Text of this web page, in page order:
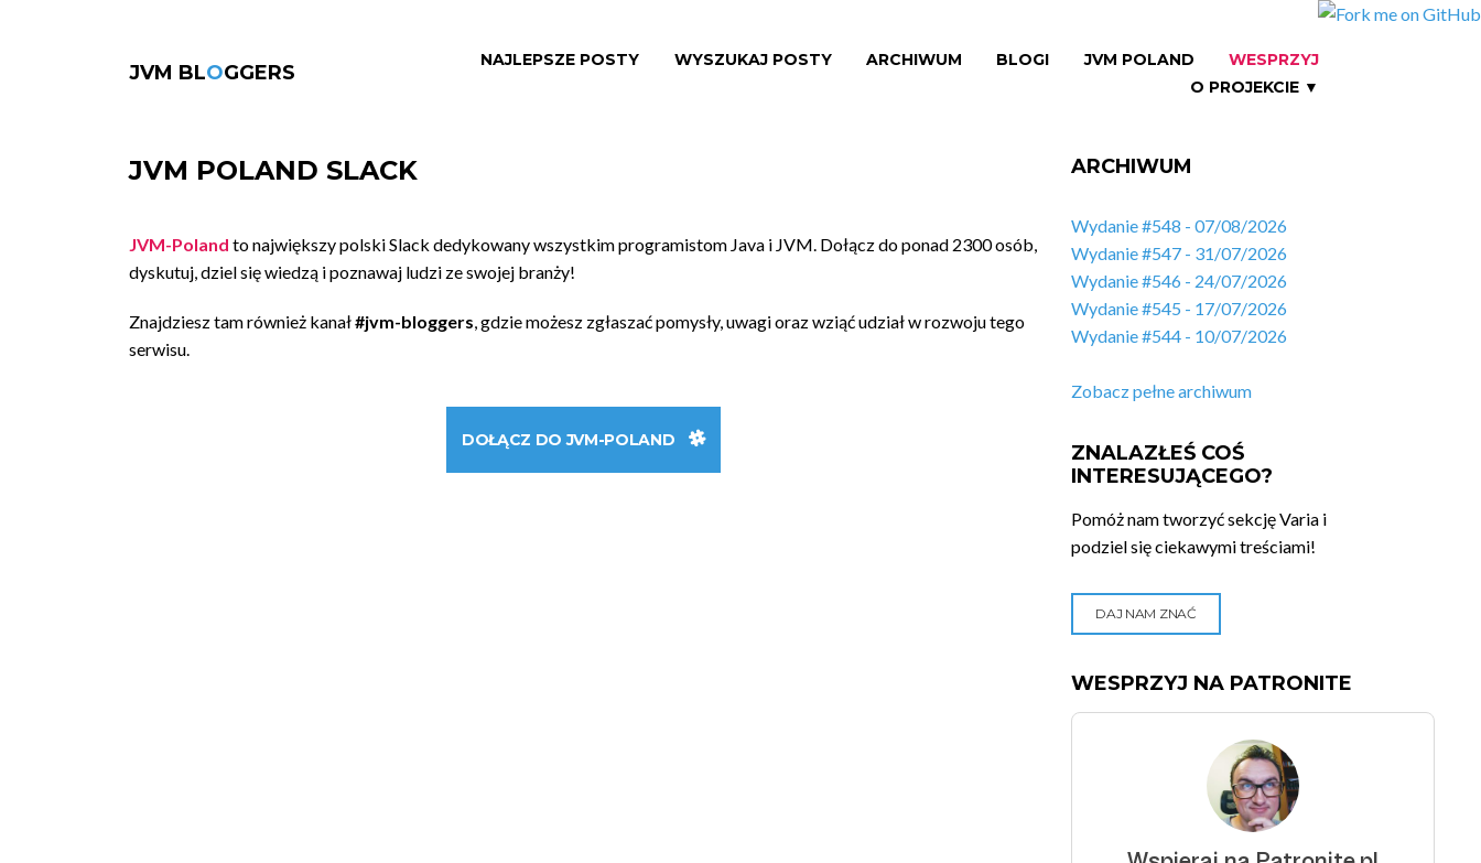
JVM BLOGGERS
NAJLEPSZE POSTY WYSZUKAJ POSTY ARCHIWUM BLOGI JVM POLAND
WESPRZYJ
O PROJEKCIE ▼
JVM POLAND SLACK
JVM-Poland to największy polski Slack dedykowany wszystkim programistom Java i JVM. Dołącz do ponad 2300 osób,
dyskutuj, dziel się wiedzą i poznawaj ludzi ze swojej branży!
Znajdziesz tam również kanał#jvm-bloggers, gdzie możesz zgłaszać pomysły, uwagi oraz wziąć udział w rozwoju tego
serwisu.
DOŁĄCZ DO JVM-POLAND
ARCHIWUM
Wydanie #548 - 07/08/2026
Wydanie #547 - 31/07/2026
Wydanie #546 - 24/07/2026
Wydanie #545 - 17/07/2026
Wydanie #544 - 10/07/2026
Zobacz pełne archiwum
ZNALAZŁEŚ COŚ
INTERESUJĄCEGO?
Pomóż nam tworzyć sekcję Varia i
podziel się ciekawymi treściami!
DAJ NAM ZNAĆ
WESPRZYJ NA PATRONITE